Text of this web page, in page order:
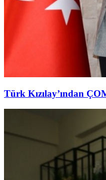
Türk Kızılay’ından